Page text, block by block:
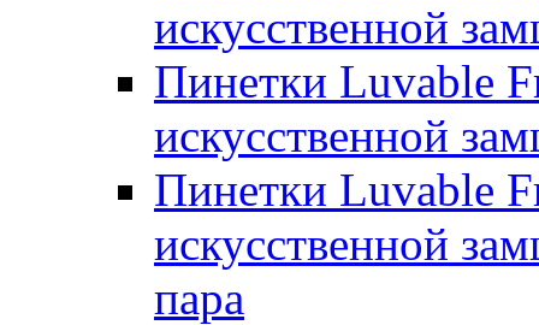
искусственной
Пинетки Luvable
искусственной
Пинетки Luvable
искусственной
пара